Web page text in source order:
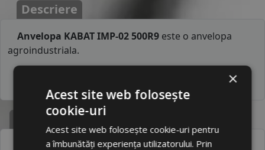
Descriere
Anvelopa KABAT IMP-02 500R9 este o anvelopa
agroindustriala.
Specificatii
Atribut
Valoare
×
Acest site web folosește
cookie-uri
Acest site web folosește cookie-uri pentru
a îmbunătăți experiența utilizatorului. Prin